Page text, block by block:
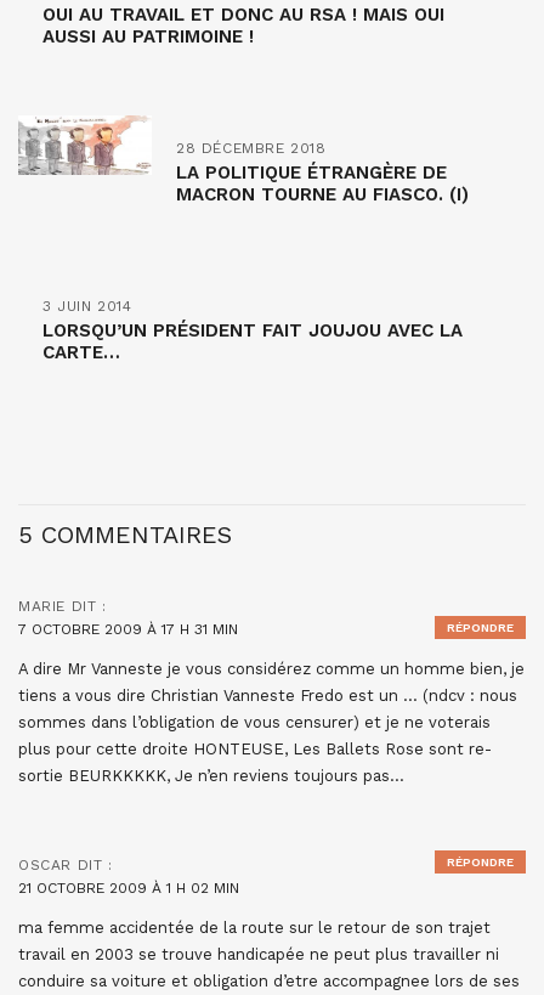
OUI AU TRAVAIL ET DONC AU RSA ! MAIS OUI
AUSSI AU PATRIMOINE !
28 DÉCEMBRE 2018
LA POLITIQUE ÉTRANGÈRE DE
MACRON TOURNE AU FIASCO. (I)
3 JUIN 2014
LORSQU’UN PRÉSIDENT FAIT JOUJOU AVEC LA
CARTE…
5 COMMENTAIRES
MARIE DIT :
7 OCTOBRE 2009 À 17 H 31 MIN
A dire Mr Vanneste je vous considérez comme un homme bien, je
tiens a vous dire Christian Vanneste Fredo est un … (ndcv : nous
sommes dans l’obligation de vous censurer) et je ne voterais
plus pour cette droite HONTEUSE, Les Ballets Rose sont re-
sortie BEURKKKKK, Je n’en reviens toujours pas…
RÉPONDRE
OSCAR DIT :
21 OCTOBRE 2009 À 1 H 02 MIN
ma femme accidentée de la route sur le retour de son trajet
travail en 2003 se trouve handicapée ne peut plus travailler ni
conduire sa voiture et obligation d’etre accompagnee lors de ses
RÉPONDRE